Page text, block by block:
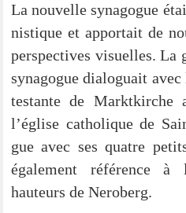
La nou­vel­le syn­ago­gue
nis­tique et appor­tait de
per­spec­ti­ves visu­el­les. La
syn­ago­gue dia­lo­guait
tes­tan­te de Markt­kir­che
l’église catho­li­que de
gue avec ses quat­re
éga­le­ment réfé­rence
hauteurs de Neroberg.